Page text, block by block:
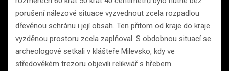
porušení nálezové situace vyzvednout zcela rozpadlou
dřevěnou schránu i její obsah. Ten přitom od kraje do kraje
vyzděnou prostoru zcela zaplňoval. S obdobnou situací se
archeologové setkali v klášteře Milevsko, kdy ve
středověkém trezoru objevili relikviář s hřebem